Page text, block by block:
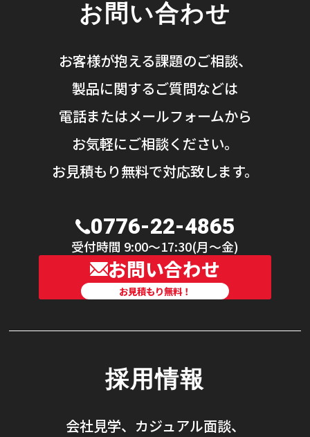
お問い合わせ
お客様が抱える課題のご相談、
製品に関するご質問などは
電話またはメールフォームから
お気軽にご相談ください。
お見積もり無料で対応致します。
0776-22-4865
受付時間 9:00〜17:30(月〜金)
お問い合わせ
お見積もり無料！
採用情報
会社見学、カジュアル面談、